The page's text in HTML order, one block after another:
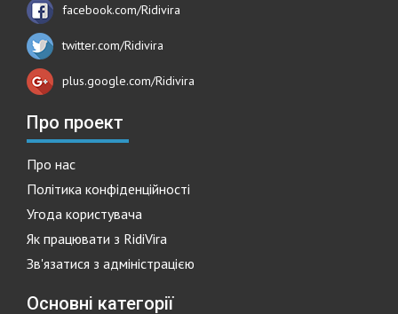
facebook.com/Ridivira
twitter.com/Ridivira
plus.google.com/Ridivira
Про проект
Про нас
Політика конфіденційності
Угода користувача
Як працювати з RidiVira
Зв'язатися з адміністрацією
Основні категорії